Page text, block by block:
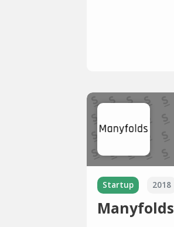
Startup 2018
Manyfolds